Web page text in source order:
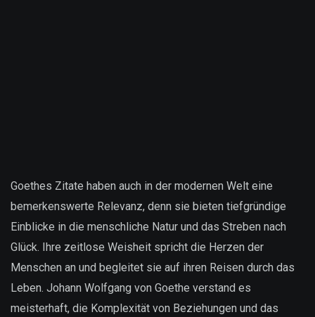
Goethes Zitate haben auch in der modernen Welt eine
bemerkenswerte Relevanz, denn sie bieten tiefgründige
Einblicke in die menschliche Natur und das Streben nach
Glück. Ihre zeitlose Weisheit spricht die Herzen der
Menschen an und begleitet sie auf ihren Reisen durch das
Leben. Johann Wolfgang von Goethe verstand es
meisterhaft, die Komplexität von Beziehungen und das